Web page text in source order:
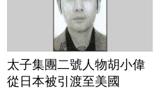
太子集團二號人物胡小偉
從日本被引渡至美國